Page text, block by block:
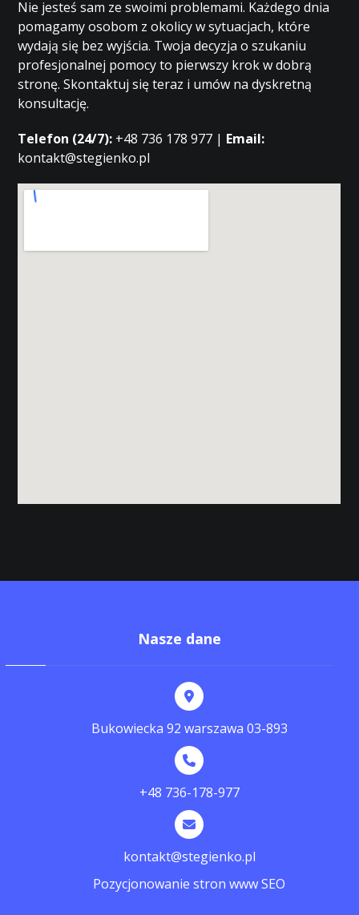
Nie jesteś sam ze swoimi problemami. Każdego dnia
pomagamy osobom z okolicy w sytuacjach, które
wydają się bez wyjścia. Twoja decyzja o szukaniu
profesjonalnej pomocy to pierwszy krok w dobrą
stronę. Skontaktuj się teraz i umów na dyskretną
konsultację.
Telefon (24/7): +48 736 178 977 | Email:
kontakt@stegienko.pl
Nasze dane
Bukowiecka 92 warszawa 03-893
+48 736-178-977
kontakt@stegienko.pl
Pozycjonowanie stron www SEO